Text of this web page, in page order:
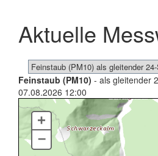
Aktuelle
Feinstaub (PM10) - als gleitender
07.08.2026 12:00
+
–